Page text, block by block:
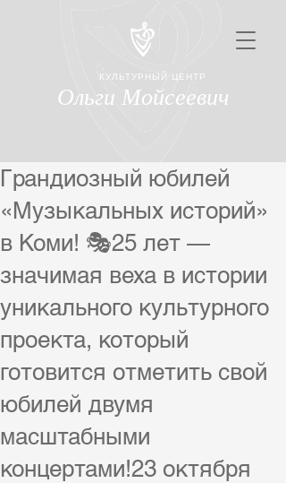
Ольги Мойсеевич
КУЛЬТУРНЫЙ ЦЕНТР
Грандиозный юбилей
«Музыкальных историй»
в Коми! 🎭25 лет —
значимая веха в истории
уникального культурного
проекта, который
готовится отметить свой
юбилей двумя
масштабными
концертами!23 октября